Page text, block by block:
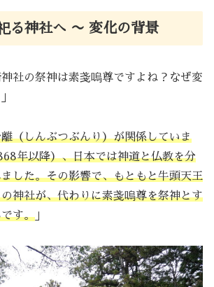
る神社へ 〜 変化の背景
神社の祭神は素戔嗚尊ですよね？なぜ変
（しんぶつぶんり）が関係していま
年以降）、日本では神道と仏教を分
した。その影響で、もともと牛頭天王
神社が、代わりに素戔嗚尊を祭神とす
す。 」